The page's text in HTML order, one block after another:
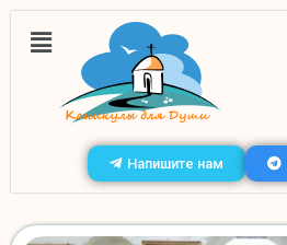
Напишите нам